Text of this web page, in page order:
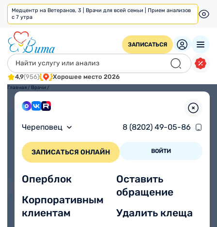
Медцентр на Ветеранов, 3 | Врачи для всей семьи | Прием анализов
с 7 утра
ЗАПИСАТЬСЯ
4,9(956) Хорошее место 2026
Череповец 8 (8202) 49-05-86
ЗАПИСАТЬСЯ ОНЛАЙН ВОЙТИ
Оперблок
Корпоративным
клиентам
Оставить
обращение
Удалить клеща
Главная / Врачи /
Взрослым